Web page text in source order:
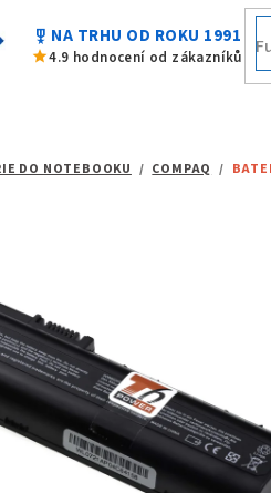
military_tech NA TRHU OD ROKU 1991
star4.9 hodnocení od zákazníků
DO NOTEBOOKU / COMPAQ /